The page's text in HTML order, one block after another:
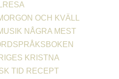
OCH KVÄLL
NÅGRA MEST
KRISTNA
TID RECEPT